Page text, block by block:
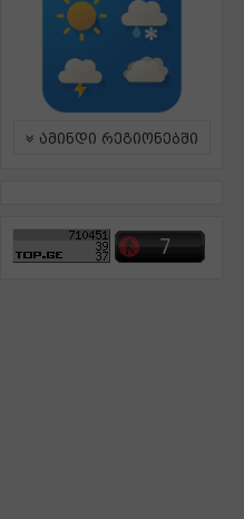
ამინდი რეგიონებში